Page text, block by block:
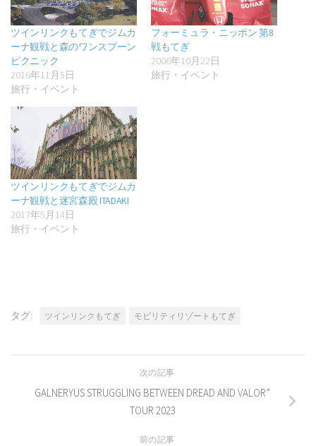
ツインリンクもてぎでジムカ
ーナ観戦と森のワンスプーン
ピクニック
2016年11月5日
旅行・イベント
フォーミュラ・ニッポン 第8
戦もてぎ
2006年10月22日
旅行・イベント
ツインリンクもてぎでジムカ
ーナ観戦と迷宮森殿 ITADAKI
2017年5月14日
旅行・イベント
タグ: ツインリンクもてぎ モビリティリゾートもてぎ
次の記事
GALNERYUS STRUGGLING BETWEEN DREAD AND VALOR”
TOUR 2023
前の記事